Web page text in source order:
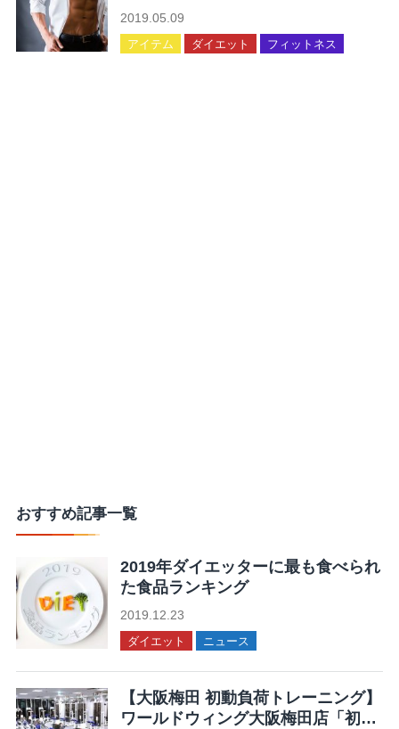
2019.05.09
アイテム ダイエット フィットネス
おすすめ記事一覧
2019年ダイエッターに最も食べられ
た食品ランキング
2019.12.23
ダイエット ニュース
【大阪梅田 初動負荷トレーニング】
ワールドウィング大阪梅田店「初動